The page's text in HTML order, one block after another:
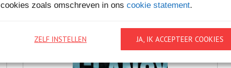
cookies zoals omschreven in ons cookie statement.
JA, IK ACCEPTEER COOKIES
ZELF INSTELLEN